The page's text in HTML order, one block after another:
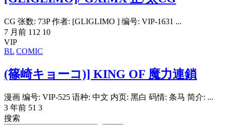
CG 张数: 73P 作者: [GLIGLIMO ] 编号: VIP-1631 ...
7 月前 112 10
VIP
BL COMIC
(篠崎キョーコ)] KING OF 魔力連鎖
漫画 编号: VIP-525 语种: 中文 内页: 黑白 码情: 条马 简介: ...
3 年前 51 3
搜索